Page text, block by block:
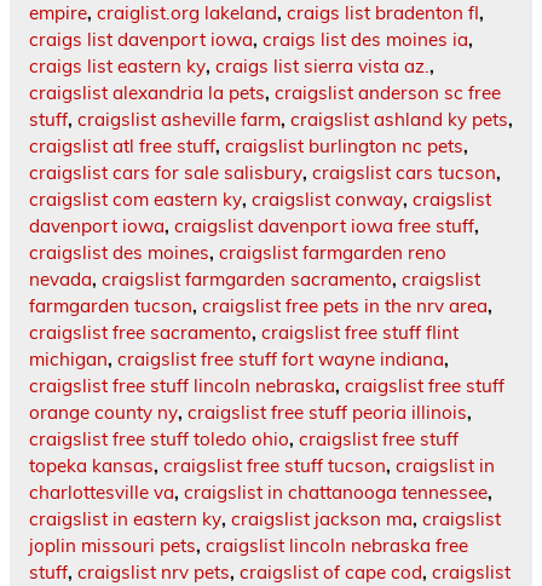
empire, craiglist.org lakeland, craigs list bradenton fl,
craigs list davenport iowa, craigs list des moines ia,
craigs list eastern ky, craigs list sierra vista az.,
craigslist alexandria la pets, craigslist anderson sc free
stuff, craigslist asheville farm, craigslist ashland ky pets,
craigslist atl free stuff, craigslist burlington nc pets,
craigslist cars for sale salisbury, craigslist cars tucson,
craigslist com eastern ky, craigslist conway, craigslist
davenport iowa, craigslist davenport iowa free stuff,
craigslist des moines, craigslist farmgarden reno
nevada, craigslist farmgarden sacramento, craigslist
farmgarden tucson, craigslist free pets in the nrv area,
craigslist free sacramento, craigslist free stuff flint
michigan, craigslist free stuff fort wayne indiana,
craigslist free stuff lincoln nebraska, craigslist free stuff
orange county ny, craigslist free stuff peoria illinois,
craigslist free stuff toledo ohio, craigslist free stuff
topeka kansas, craigslist free stuff tucson, craigslist in
charlottesville va, craigslist in chattanooga tennessee,
craigslist in eastern ky, craigslist jackson ma, craigslist
joplin missouri pets, craigslist lincoln nebraska free
stuff, craigslist nrv pets, craigslist of cape cod, craigslist